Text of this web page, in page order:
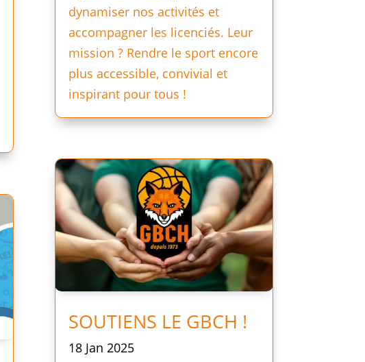
dynamiser nos activités et
accompagner les licenciés. Leur
mission ? Rendre le sport encore
plus accessible, convivial et
inspirant pour tous !
SOUTIENS LE GBCH !
18 Jan 2025